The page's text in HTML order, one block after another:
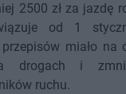
2500 zł za jazdę
od 1
miało na
drogach i
ruchu.